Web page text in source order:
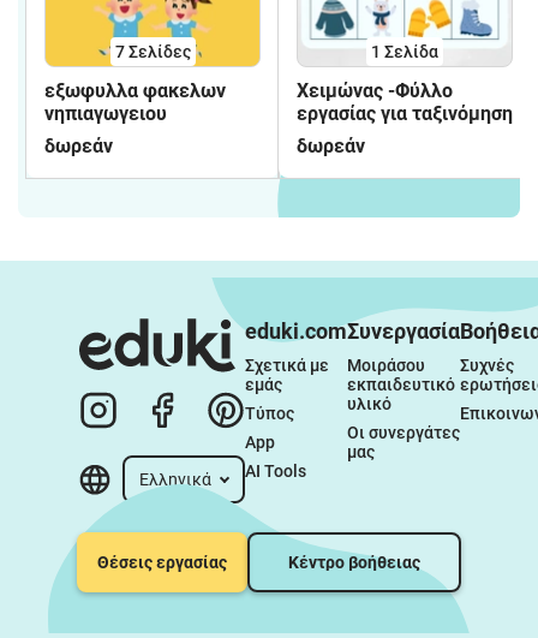
7Σελίδες
εξωφυλλα φακελων
νηπιαγωγειου
δωρεάν
1 Σελίδα
Χειμώνας -Φύλλο
εργασίας για ταξινόμηση
δωρεάν
Ελληνικά
eduki.com
Σχετικά με
εμάς
Τύπος
App
AI Tools
Συνεργασία
Μοιράσου
εκπαιδευτικό
υλικό
Οι συνεργάτες
μας
Συχνές
Θέσεις εργασίας Κέντρο βοήθειας